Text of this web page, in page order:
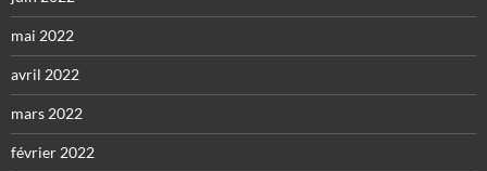
mai 2022
avril 2022
mars 2022
février 2022